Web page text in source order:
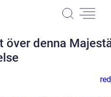
över denna